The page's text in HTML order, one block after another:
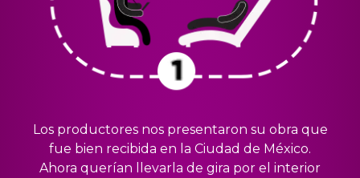
Los productores nos presentaron su obra que
fue bien recibida en la Ciudad de México.
Ahora querían llevarla de gira por el interior